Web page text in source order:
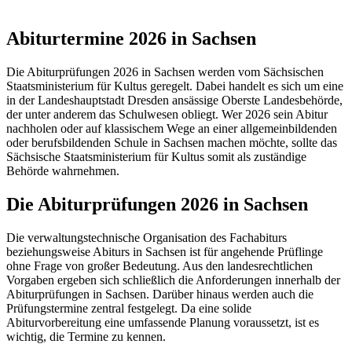
Abiturtermine 2026 in Sachsen
Die Abiturprüfungen 2026 in Sachsen werden vom Sächsischen
Staatsministerium für Kultus geregelt. Dabei handelt es sich um eine
in der Landeshauptstadt Dresden ansässige Oberste Landesbehörde,
der unter anderem das Schulwesen obliegt. Wer 2026 sein Abitur
nachholen oder auf klassischem Wege an einer allgemeinbildenden
oder berufsbildenden Schule in Sachsen machen möchte, sollte das
Sächsische Staatsministerium für Kultus somit als zuständige
Behörde wahrnehmen.
Die Abiturprüfungen 2026 in Sachsen
Die verwaltungstechnische Organisation des Fachabiturs
beziehungsweise Abiturs in Sachsen ist für angehende Prüflinge
ohne Frage von großer Bedeutung. Aus den landesrechtlichen
Vorgaben ergeben sich schließlich die Anforderungen innerhalb der
Abiturprüfungen in Sachsen. Darüber hinaus werden auch die
Prüfungstermine zentral festgelegt. Da eine solide
Abiturvorbereitung eine umfassende Planung voraussetzt, ist es
wichtig, die Termine zu kennen.